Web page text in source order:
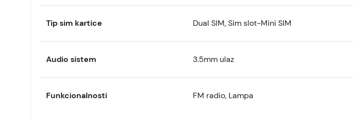
Tip sim kartice Dual SIM, Sim slot-Mini SIM
Audio sistem 3.5mm ulaz
Funkcionalnosti FM radio, Lampa